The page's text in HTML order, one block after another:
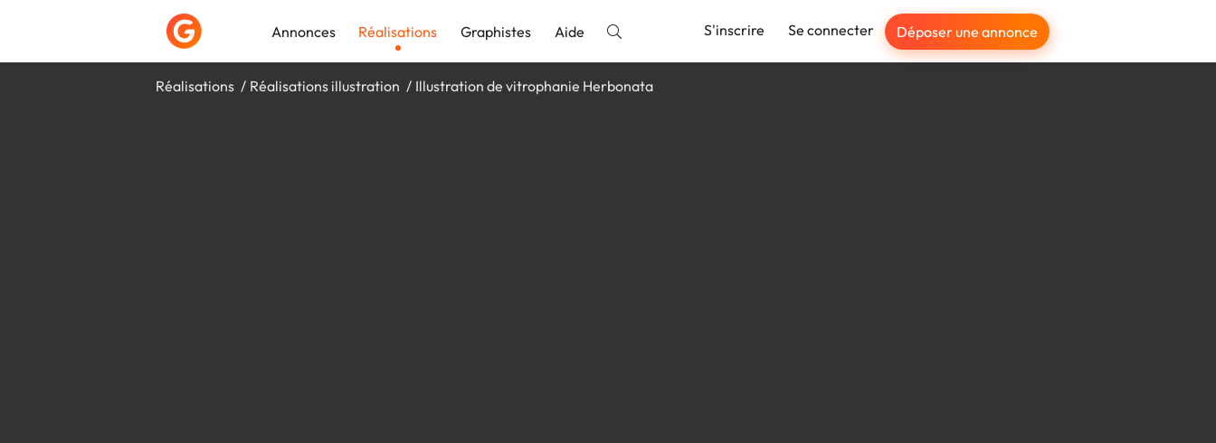
Annonces Réalisations Graphistes Aide S'inscrire Se connecter Déposer une annonce
Réalisations Réalisations illustration Illustration de vitrophanie Herbonata